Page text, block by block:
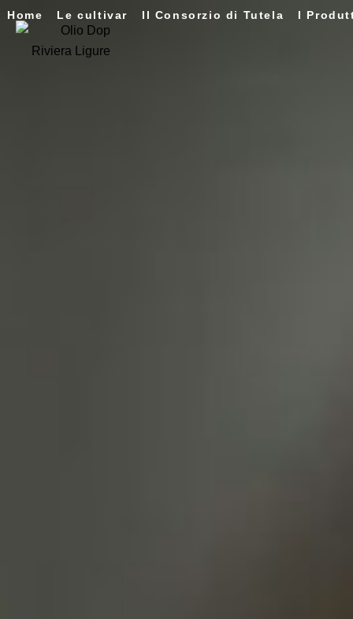
Home Le cultivar Il Consorzio di Tutela I